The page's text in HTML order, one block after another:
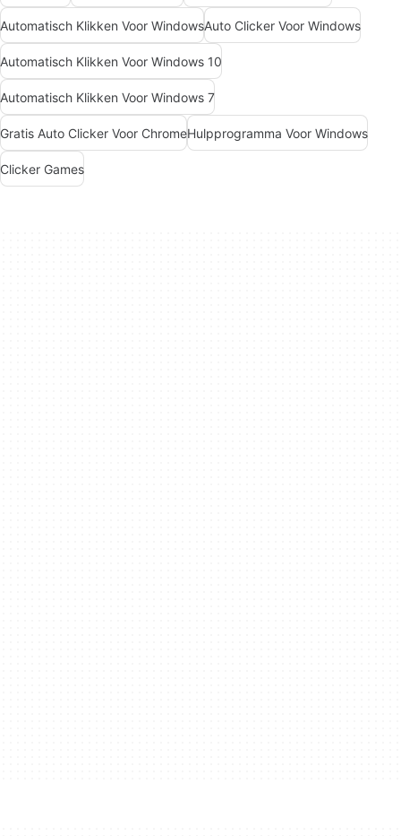
Automatisch Klikken Voor WindowsAuto Clicker Voor Windows
Automatisch Klikken Voor Windows 10
Automatisch Klikken Voor Windows 7
Gratis Auto Clicker Voor ChromeHulpprogramma Voor Windows
Clicker Games